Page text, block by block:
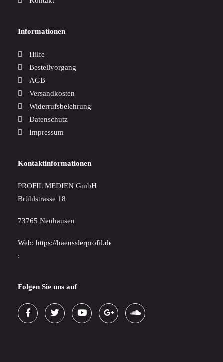
Informationen
Hilfe
Bestellvorgang
AGB
Versandkosten
Widerrufsbelehrung
Datenschutz
Impressum
Kontaktinformationen
PROFIL MEDIEN GmbH
Brühlstrasse 18
73765 Neuhausen
Web: https://haensslerprofil.de
:
Folgen Sie uns auf